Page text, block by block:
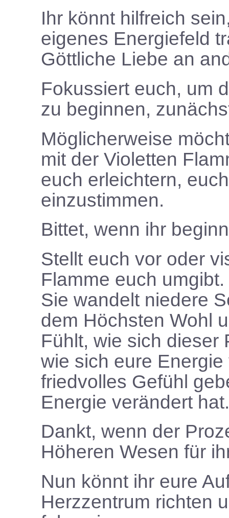
Ihr könnt hilfreich
eigenes Energiefeld
Göttliche Liebe an
Fokussiert euch, um
zu beginnen,
Möglicherweise
mit der Violetten
euch erleichtern,
einzustimmen.
Bittet, wenn ihr
Stellt euch vor oder
Flamme euch
Sie wandelt niedere
dem Höchsten Wohl
Fühlt, wie sich dieser
wie sich eure
friedvolles Gefühl
Energie verändert hat.
Dankt, wenn der
Höheren Wesen für
Nun könnt ihr eure
Herzzentrum richten